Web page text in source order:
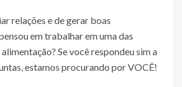
relações e de gerar boas
em trabalhar em uma das
Se você respondeu sim a
estamos procurando por VOCÊ!